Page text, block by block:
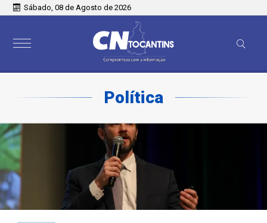
Sábado, 08 de Agosto de 2026
Política